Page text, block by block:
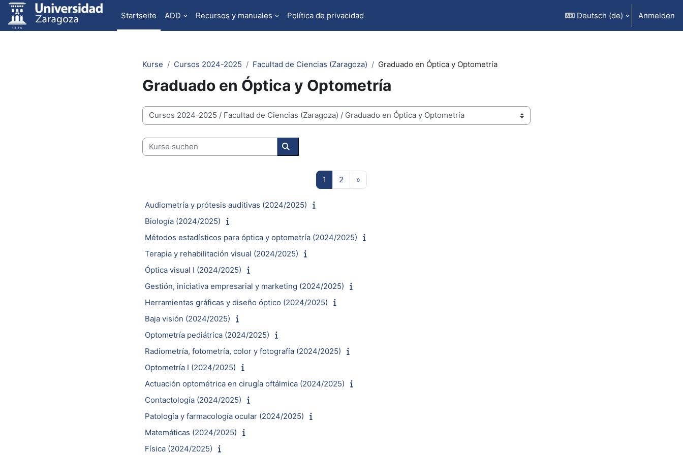
Zum Hauptinhalt
Startseite
ADD Recursos y manuales Política de privacidad Deutsch ‎(de)‎ Anmelden
Kurse Cursos 2024-2025 Facultad de Ciencias (Zaragoza) Graduado en Óptica y Optometría
Graduado en Óptica y Optometría
Kursbereiche
Kurse suchen
Kurse suchen
1 Seite 1
2 Seite 2
»
Audiometría y prótesis auditivas (2024/2025)
Biología (2024/2025)
Métodos estadísticos para óptica y optometría (2024/2025)
Terapia y rehabilitación visual (2024/2025)
Óptica visual I (2024/2025)
Gestión, iniciativa empresarial y marketing (2024/2025)
Herramientas gráficas y diseño óptico (2024/2025)
Baja visión (2024/2025)
Optometría pediátrica (2024/2025)
Radiometría, fotometría, color y fotografía (2024/2025)
Optometría I (2024/2025)
Actuación optométrica en cirugía oftálmica (2024/2025)
Contactología (2024/2025)
Patología y farmacología ocular (2024/2025)
Matemáticas (2024/2025)
Física (2024/2025)